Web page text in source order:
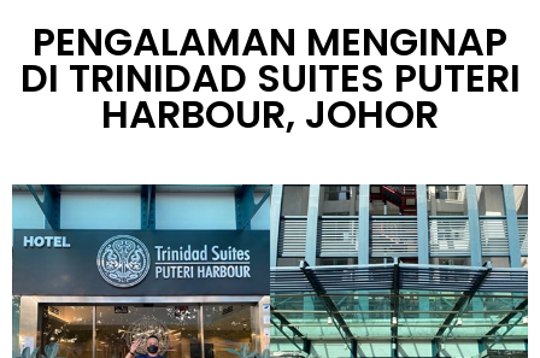
PENGALAMAN MENGINAP
DI TRINIDAD SUITES PUTERI
HARBOUR, JOHOR